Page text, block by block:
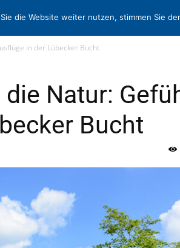
KONTAKT
in der Lübecker Bucht
Natur:
Bucht
die Website weiter nutzen, stimmen Sie